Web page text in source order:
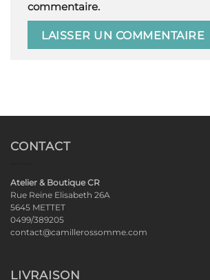
commentaire.
CONTACT
Atelier & Boutique CR
Rue Reine Elisabeth 26A
5645 METTET
0499/389205
contact@camillerossomme.com
LIVRAISON